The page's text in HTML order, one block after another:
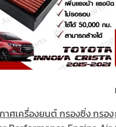
าศเครื่องยนต์ กรองซิ่ง กรอง